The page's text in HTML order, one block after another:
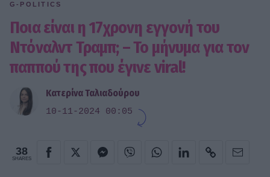
G-POLITICS
Ποια είναι η 17χρονη εγγονή του
Ντόναλντ Τραμπ; – Το μήνυμα για τον
παππού της που έγινε viral!
Κατερίνα Ταλιαδούρου
10-11-2024 00:05
38
SHARES